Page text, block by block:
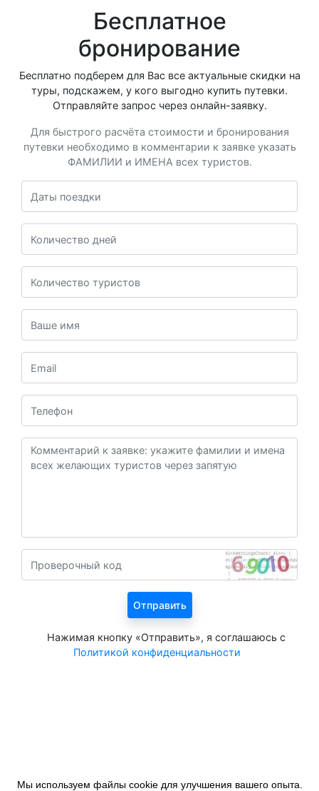
Мы используем файлы cookie для улучшения вашего опыта.
Бесплатное
бронирование
Бесплатно подберем для Вас все актуальные скидки на
туры, подскажем, у кого выгодно купить путевки.
Отправляйте запрос через онлайн-заявку.
Для быстрого расчёта стоимости и бронирования
путевки необходимо в комментарии к заявке указать
ФАМИЛИИ и ИМЕНА всех туристов.
Нажимая кнопку «Отправить», я соглашаюсь с
Политикой конфиденциальности